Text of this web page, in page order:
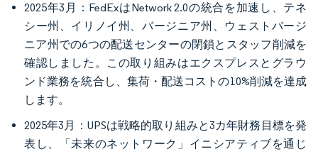
2025年3月：FedExはNetwork 2.0の統合を加速し、テネ
シー州、イリノイ州、バージニア州、ウェストバージ
ニア州での6つの配送センターの閉鎖とスタッフ削減を
確認しました。この取り組みはエクスプレスとグラウ
ンド業務を統合し、集荷・配送コストの10%削減を達成
します。
2025年3月：UPSは戦略的取り組みと3カ年財務目標を発
表し、「未来のネットワーク」イニシアティブを通じ